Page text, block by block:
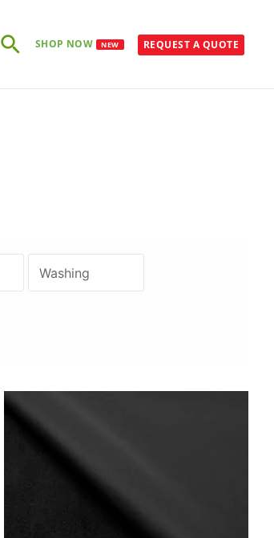
SzukajSHOP NOW NEW REQUEST A QUOTE